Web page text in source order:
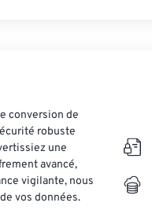
conversion de
robuste
une
avancé,
vigilante, nous
vos données.